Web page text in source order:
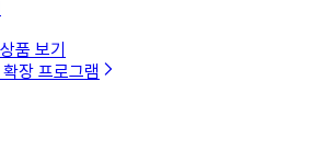
품 보기
장 프로그램